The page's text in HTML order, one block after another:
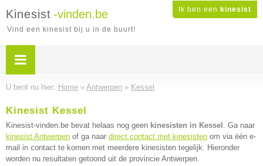
Ik ben een kinesist
Kinesist -vinden.be
Vind een kinesist bij u in de buurt!
U bent nu hier: Home » Antwerpen » Kessel
Kinesist Kessel
Kinesist-vinden.be bevat helaas nog geen kinesisten in Kessel . Ga naar
kinesist Antwerpen of ga naar direct contact met kinesisten om via één e-
mail in contact te komen met meerdere kinesisten tegelijk. Hieronder
worden nu resultaten getoond uit de provincie Antwerpen.